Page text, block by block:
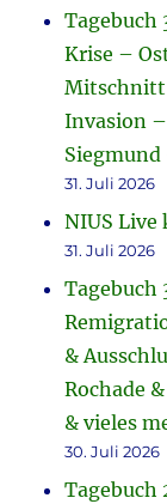
Tagebuch
Krise –
Mitschnitt
Invasion
31. Juli 2026
NIUS
31. Juli 2026
Tagebuch
&
Rochade
& vieles
30. Juli 2026
Tagebuch